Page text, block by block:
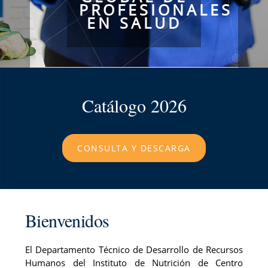
PROFESIONALES
EN SALUD
Catálogo 2026
CONSULTA Y DESCARGA
Bienvenidos
El Departamento Técnico de Desarrollo de Recursos
Humanos del Instituto de Nutrición de Centro